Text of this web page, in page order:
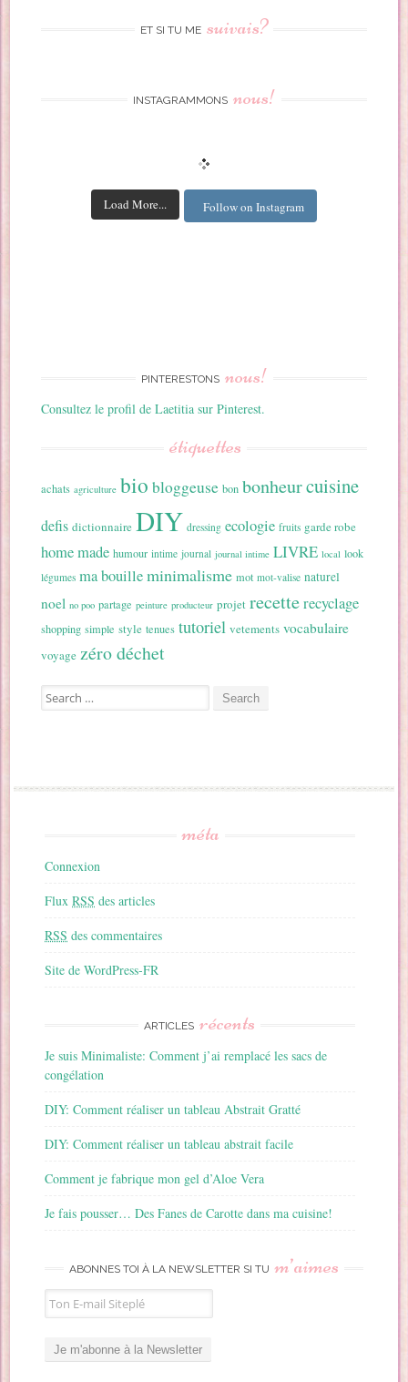
ET SI TU ME suivais?
INSTAGRAMMONS nous!
Load More... Follow on Instagram
PINTERESTONS nous!
Consultez le profil de Laetitia sur Pinterest.
étiquettes
achats agriculture bio bloggeuse bon bonheurcuisine
defis dictionnaire DIY dressing ecologie fruits garde robe
home made humour intime journal journal intime LIVRE local look
légumes ma bouilleminimalisme mot mot-valise naturel
noel no poo partage peinture producteur projet recetterecyclage
shopping simple style tenues tutoriel vetements vocabulaire
voyage zéro déchet
Search for:
méta
Connexion
FluxRSS des articles
RSS des commentaires
Site de WordPress-FR
ARTICLES récents
Je suis Minimaliste: Comment j’ai remplacé les sacs de
congélation
DIY: Comment réaliser un tableau Abstrait Gratté
DIY: Comment réaliser un tableau abstrait facile
Comment je fabrique mon gel d’Aloe Vera
Je fais pousser… Des Fanes de Carotte dans ma cuisine!
ABONNES TOI À LA NEWSLETTER SI TU m’aimes